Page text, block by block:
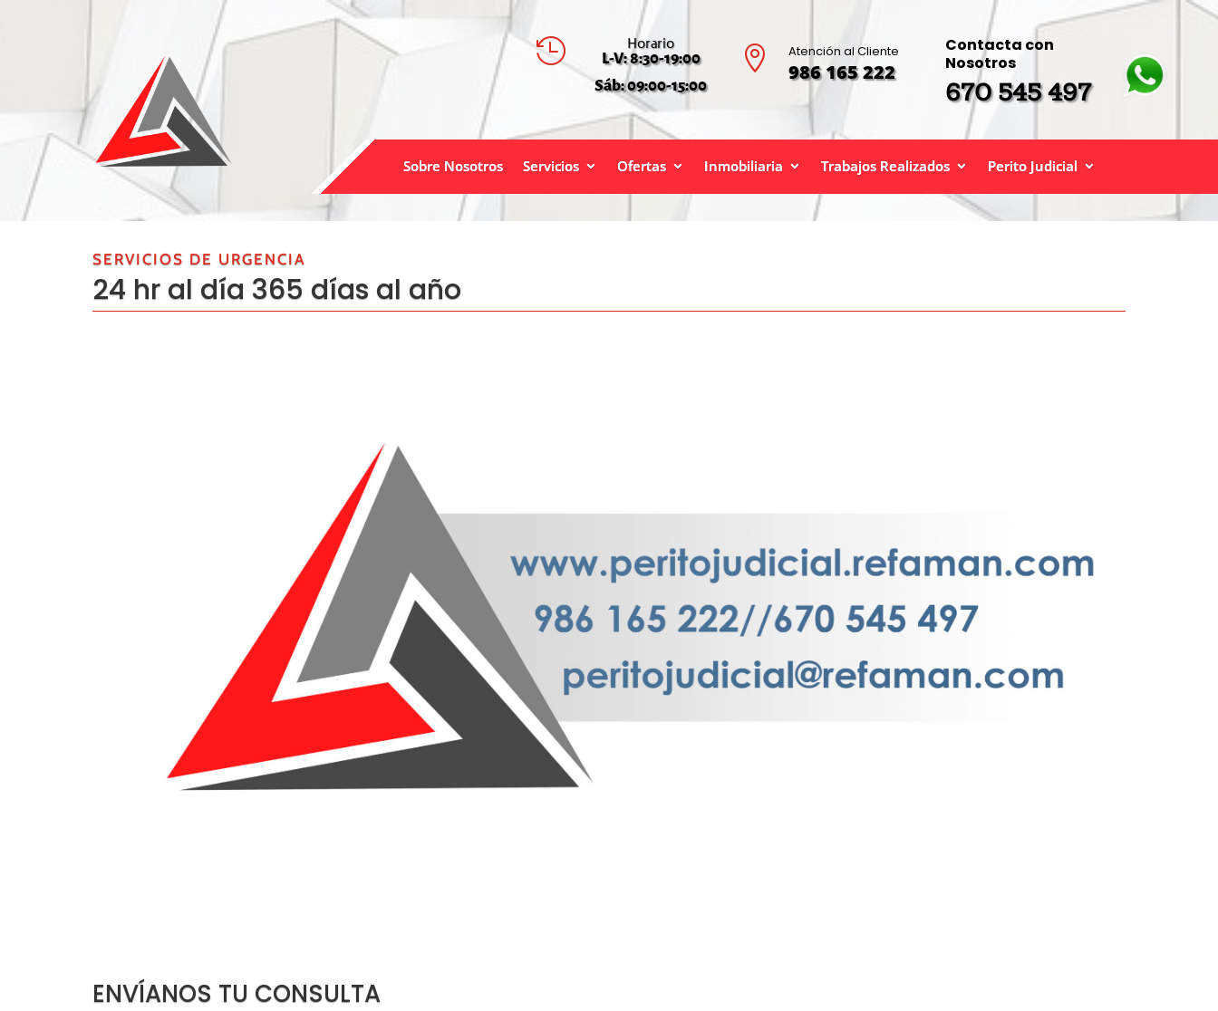
 Horario
L-V: 8:30-19:00
Sáb: 09:00-15:00
 Atención al Cliente
986 165 222
Contacta con
Nosotros
670 545 497
Sobre Nosotros Servicios Ofertas Inmobiliaria Trabajos Realizados Perito Judicial
SERVICIOS DE URGENCIA
24 hr al día 365 días al año
ENVÍANOS TU CONSULTA